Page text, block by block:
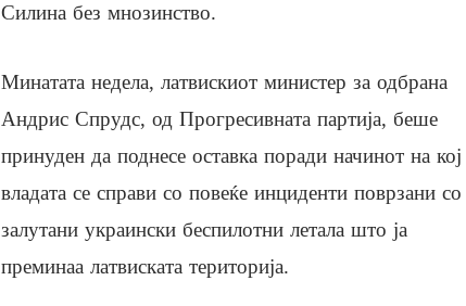
Силина без мнозинство.
Минатата недела, латвискиот министер за одбрана
Андрис Спрудс, од Прогресивната партија, беше
принуден да поднесе оставка поради начинот на кој
владата се справи со повеќе инциденти поврзани со
залутани украински беспилотни летала што ја
преминаа латвиската територија.